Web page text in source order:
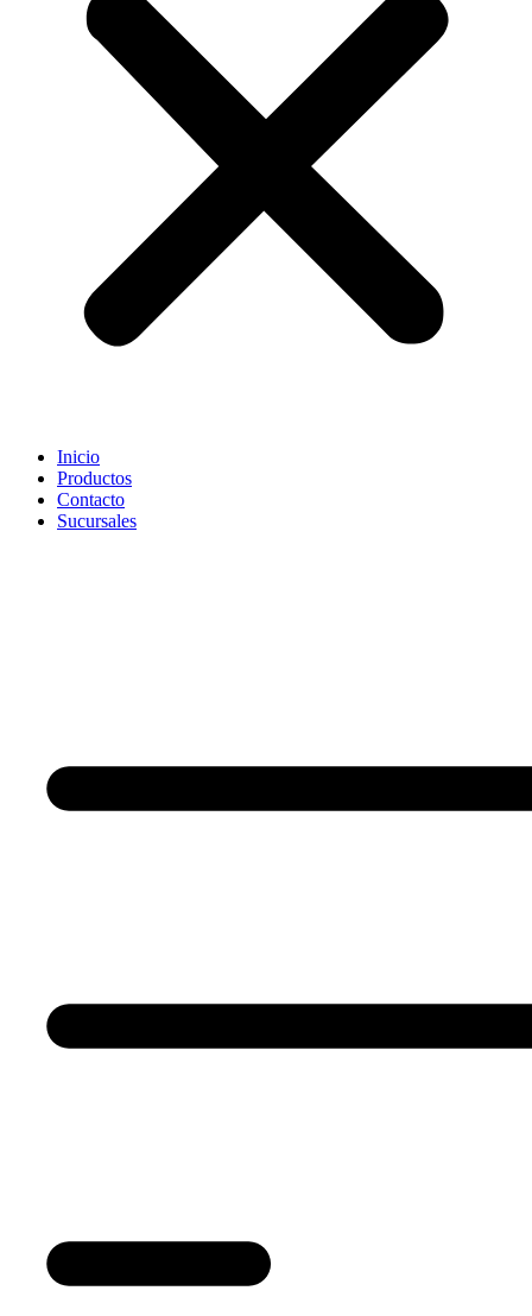
Inicio
Productos
Contacto
Sucursales